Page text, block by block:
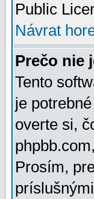
Public
Návrat
Prečo nie
Tento
je
overte si,
Prosím,